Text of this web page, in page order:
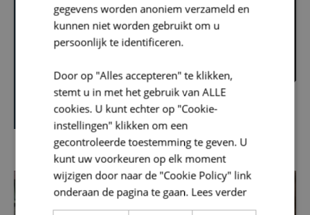
Registreer je op de site van Valckenier en begin met
autodelen.
gegevens worden anoniem verzameld en
kunnen niet worden gebruikt om u
persoonlijk te identificeren.
Door op "Alles accepteren" te klikken,
stemt u in met het gebruik van ALLE
cookies. U kunt echter op "Cookie-
instellingen" klikken om een
gecontroleerde toestemming te geven. U
kunt uw voorkeuren op elk moment
wijzigen door naar de "Cookie Policy" link
onderaan de pagina te gaan. Lees verder